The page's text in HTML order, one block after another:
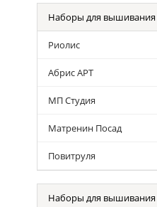
Наборы для
Риолис
Абрис АРТ
МП Студия
Матренин Посад
Повитруля
Наборы для